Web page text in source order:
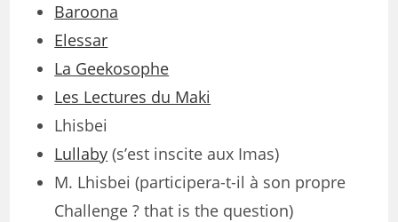
Baroona
Elessar
La Geekosophe
Les Lectures du Maki
Lhisbei
Lullaby (s’est inscite aux Imas)
M. Lhisbei (participera-t-il à son propre
Challenge ? that is the question)